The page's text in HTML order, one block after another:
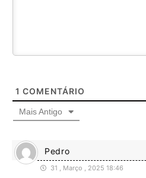
1 COMENTÁRIO
Mais Antigo
Pedro
31 , Março , 2025 18:46